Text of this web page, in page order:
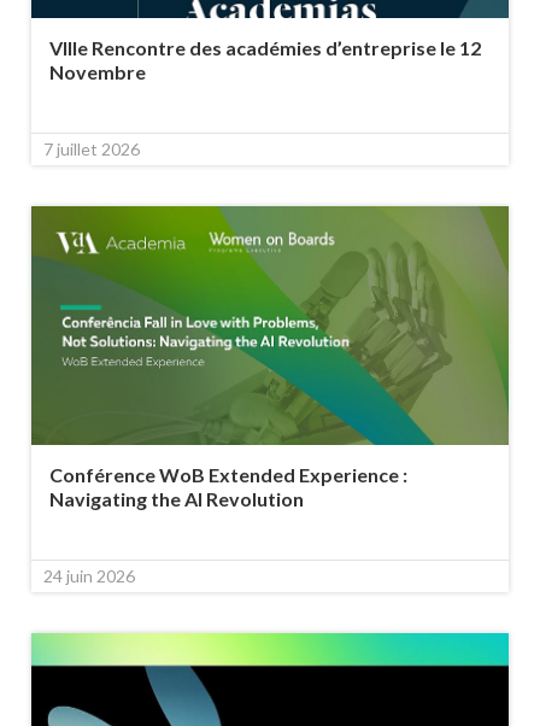
VIIIe Rencontre des académies d’entreprise le 12
Novembre
7 juillet 2026
Conférence WoB Extended Experience :
Navigating the AI Revolution
24 juin 2026